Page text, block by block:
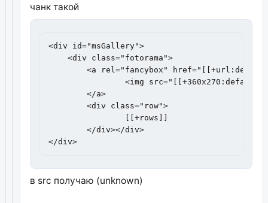
чанк такой
<div id="msGallery">
    <div class="fotorama">
	<a rel="fancybox" href="[[+url:default=`/assets/components/minishop2/img/web/ms2_big.png`]]" target="_blank">
		<img src="[[+360x270:default=`/assets/components/minishop2/img/web/ms2_big.png`]]"  alt="" title="" id="mainImage" style="max-width:100%"/>
	</a>
	<div class="row">
	</div></div>
</div>
в src получаю (unknown)